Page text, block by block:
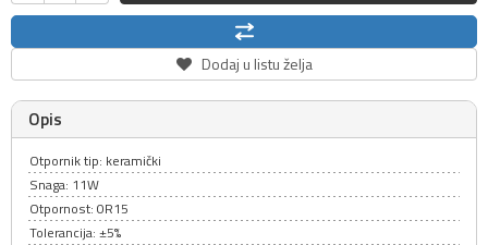
Dodaj u listu želja
Opis
Otpornik tip: keramički
Snaga: 11W
Otpornost: 0R15
Tolerancija: ±5%